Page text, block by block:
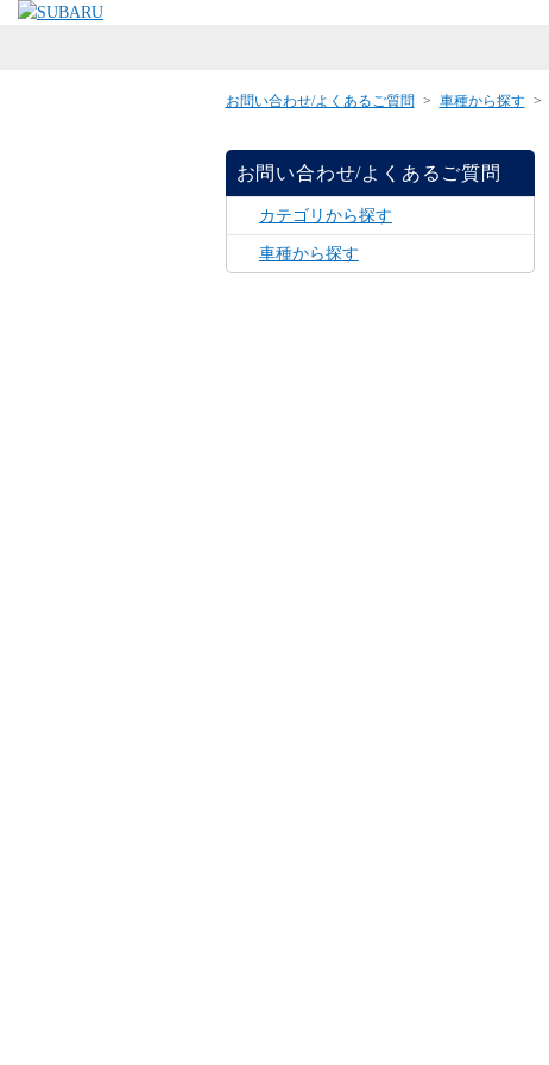
お問い合わせ/よくあるご質問 > 車種から探す >
お問い合わせ/よくあるご質問
カテゴリから探す
車種から探す